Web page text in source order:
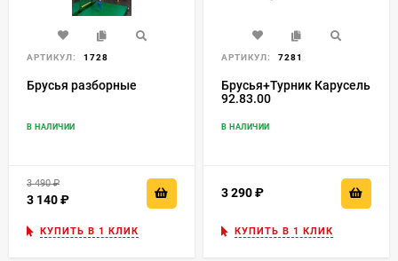
АРТИКУЛ: 1728
Брусья разборные
В НАЛИЧИИ
3 490
3 140
КУПИТЬ В 1 КЛИК
АРТИКУЛ: 7281
Брусья+Турник Карусель
92.83.00
В НАЛИЧИИ
3 290
КУПИТЬ В 1 КЛИК